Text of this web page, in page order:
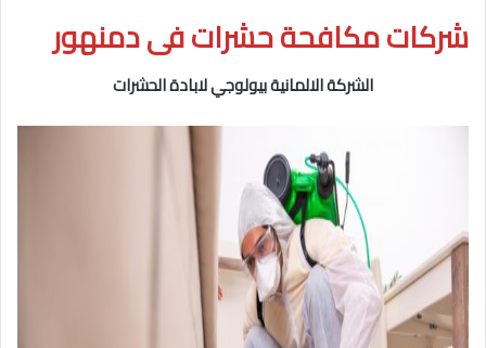
شركات مكافحة حشرات فى دمنهور
الشركة الالمانية بيولوجي لابادة الحشرات